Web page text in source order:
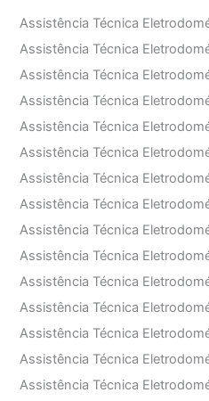
Assistência Técnica
Assistência Técnica
Assistência Técnica
Assistência Técnica
Assistência Técnica
Assistência Técnica
Assistência Técnica
Assistência Técnica
Assistência Técnica
Assistência Técnica
Assistência Técnica
Assistência Técnica
Assistência Técnica
Assistência Técnica
Assistência Técnica